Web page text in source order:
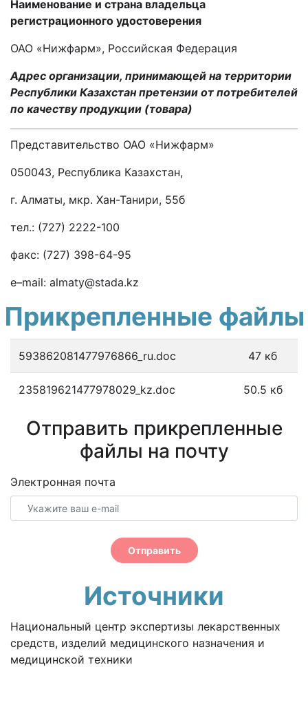
Наименование и страна владельца
регистрационного удостоверения
ОАО «Нижфарм», Российская Федерация
Адрес организации, принимающей на территории
Республики Казахстан претензии от потребителей
по качеству продукции (товара)
Представительство ОАО «Нижфарм»
050043, Республика Казахстан,
г. Алматы, мкр. Хан-Танири, 55б
тел.: (727) 2222-100
факс: (727) 398-64-95
e–mail: almaty@stada.kz
Прикрепленные файлы
593862081477976866_ru.doc 47 кб
235819621477978029_kz.doc 50.5 кб
Отправить прикрепленные
файлы на почту
Электронная почта
Отправить
Источники
Национальный центр экспертизы лекарственных
средств, изделий медицинского назначения и
медицинской техники